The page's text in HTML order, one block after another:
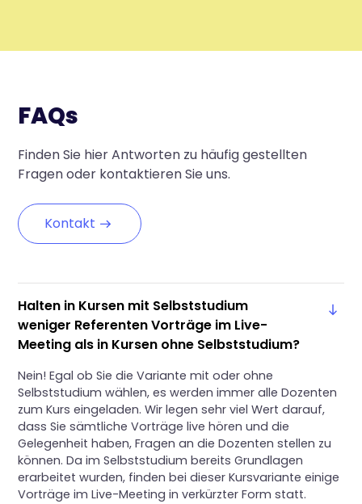
FAQs
Finden Sie hier Antworten zu häufig gestellten
Fragen oder kontaktieren Sie uns.
Kontakt
Halten in Kursen mit Selbststudium
weniger Referenten Vorträge im Live-
Meeting als in Kursen ohne Selbststudium?
Nein! Egal ob Sie die Variante mit oder ohne
Selbststudium wählen, es werden immer alle Dozenten
zum Kurs eingeladen. Wir legen sehr viel Wert darauf,
dass Sie sämtliche Vorträge live hören und die
Gelegenheit haben, Fragen an die Dozenten stellen zu
können. Da im Selbststudium bereits Grundlagen
erarbeitet wurden, finden bei dieser Kursvariante einige
Vorträge im Live-Meeting in verkürzter Form statt.